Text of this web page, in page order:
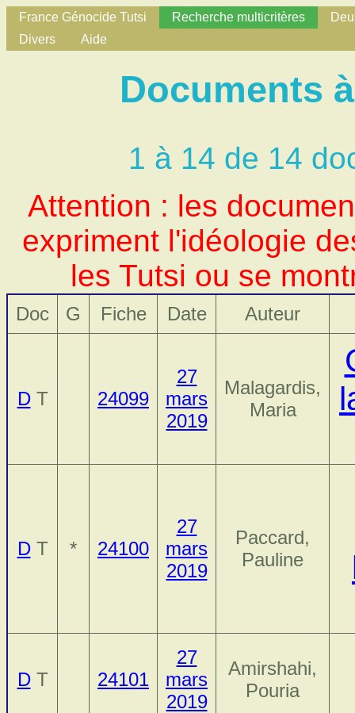
France Génocide Tutsi Recherche multicritères
Divers
Aide
Documents
1 à 14 de 14
Attention : les
expriment l'idéologie
les Tutsi ou se
Doc G Fiche Date Auteur
DT 24099
27
mars
2019
Malagardis,
Maria
DT * 24100
27
mars
2019
Paccard,
Pauline
DT 24101
27
mars
2019
Amirshahi,
Pouria